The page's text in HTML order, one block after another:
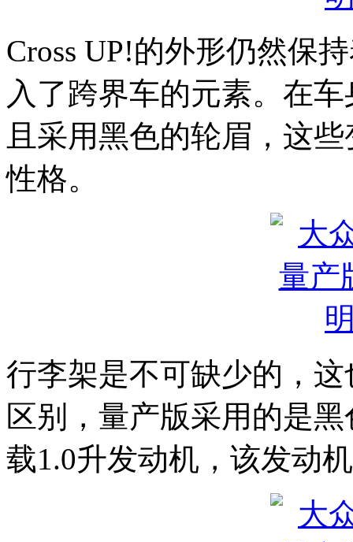
Cross UP!的外形仍然保
入了跨界车的元素。在
且采用黑色的轮眉，这
性格。
行李架是不可缺少的，
区别，量产版采用的是
载1.0升发动机，该发动